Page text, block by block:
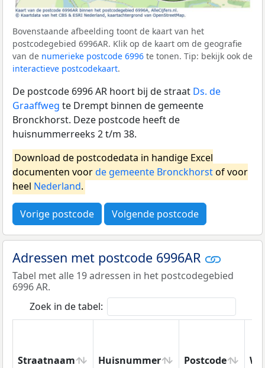
Bovenstaande afbeelding toont de kaart van het
postcodegebied 6996AR. Klik op de kaart om de geografie
van de numerieke postcode 6996 te tonen. Tip: bekijk ook de
interactieve postcodekaart.
De postcode 6996 AR hoort bij de straat Ds. de
Graaffweg te Drempt binnen de gemeente
Bronckhorst. Deze postcode heeft de
huisnummerreeks 2 t/m 38.
Download de postcodedata in handige Excel
documenten voorde gemeente Bronckhorstof voor
heel Nederland.
Vorige postcode Volgende postcode
Adressen met postcode 6996AR
Tabel met alle 19 adressen in het postcodegebied
6996 AR.
Zoek in de tabel:
Straatnaam Huisnummer Postcode